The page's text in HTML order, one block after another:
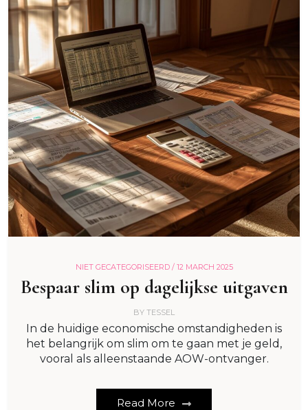
NIET GECATEGORISEERD /12 MARCH 2025
Bespaar slim op dagelijkse uitgaven
BY TESSEL
In de huidige economische omstandigheden is
het belangrijk om slim om te gaan met je geld,
vooral als alleenstaande AOW-ontvanger.
Read More